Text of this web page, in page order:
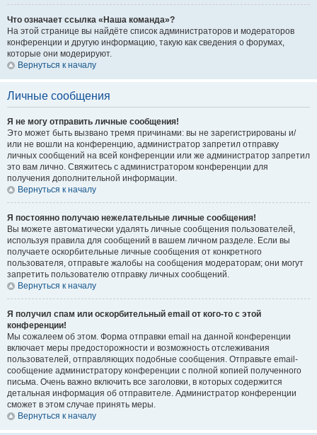
Что означает ссылка «Наша команда»?
На этой странице вы найдёте список администраторов и модераторов
конференции и другую информацию, такую как сведения о форумах,
которые они модерируют.
Вернуться к началу
Личные сообщения
Я не могу отправить личные сообщения!
Это может быть вызвано тремя причинами: вы не зарегистрированы и/
или не вошли на конференцию, администратор запретил отправку
личных сообщений на всей конференции или же администратор запретил
это вам лично. Свяжитесь с администратором конференции для
получения дополнительной информации.
Вернуться к началу
Я постоянно получаю нежелательные личные сообщения!
Вы можете автоматически удалять личные сообщения пользователей,
используя правила для сообщений в вашем личном разделе. Если вы
получаете оскорбительные личные сообщения от конкретного
пользователя, отправьте жалобы на сообщения модераторам; они могут
запретить пользователю отправку личных сообщений.
Вернуться к началу
Я получил спам или оскорбительный email от кого-то с этой
конференции!
Мы сожалеем об этом. Форма отправки email на данной конференции
включает меры предосторожности и возможность отслеживания
пользователей, отправляющих подобные сообщения. Отправьте email-
сообщение администратору конференции с полной копией полученного
письма. Очень важно включить все заголовки, в которых содержится
детальная информация об отправителе. Администратор конференции
сможет в этом случае принять меры.
Вернуться к началу